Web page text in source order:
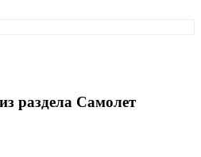
раздела Самолет